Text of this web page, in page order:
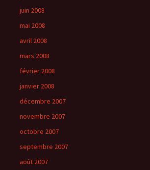
juin 2008
mai 2008
avril 2008
mars 2008
février 2008
janvier 2008
décembre 2007
novembre 2007
octobre 2007
septembre 2007
août 2007